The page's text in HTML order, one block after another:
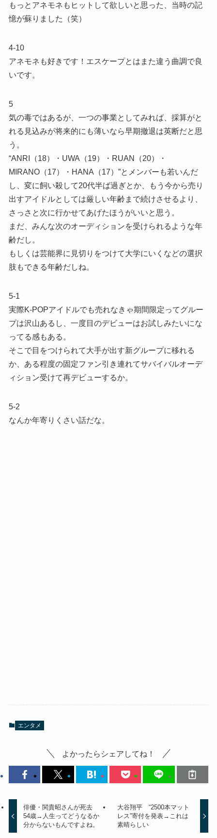
もっとアネモネもヒットして欲しいと思った、当時の記
憶が蘇りました（笑）
4-10
アネモネも好きです！エスケープとはまた違う曲調で良
いです。
5
気の毒ではあるが、一つの事業としてみれば、採算がと
れる見込みが将来的にも薄いなら早期撤退は英断だと思
う。
“ANRI（18）・UWA（19）・RUAN（20）・
MIRANO（17）・HANA（17）”とメンバーも若いんだ
し、変に飼い殺して20代半ば過ぎとか、もう今から売り
出すアイドルとしては厳しい年齢まで続けさせるより、
さっさと次に行かせてあげたほうがいいと思う。
まだ、みんな次のオーディションを受けられるような年
齢だし。
もしくは芸能界に見切りをつけて大学にいくなどの選択
肢もできる年齢だしね。
5-1
実際K-POPアイドルでも売れなきゃ期間限定ってグルー
プは沢山あるし、一度目のデビューはお試しみたいにな
ってる感もある。
そこで目をつけられて大手が出す新グループに移れる
か、ある程度の固定ファン引き連れてサバイバルオーデ
ィション受けて再デビューするか。
5-2
なんか年寄りくさい話だな。
エンタメ
よかったらシェアしてね！
俳優・関貴昭さんが死去
54歳→人生ってどうなるか
分からないもんですよね。
大谷翔平 “2500本マット
レス”寄付を発表→これは
素晴らしい